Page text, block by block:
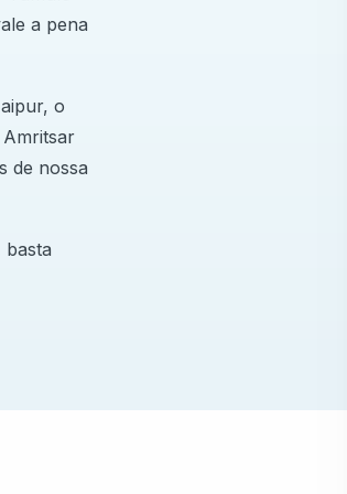
a pena
o
de nossa
basta